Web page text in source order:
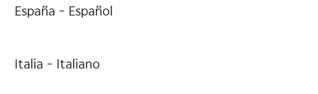
España - Español
Italia - Italiano